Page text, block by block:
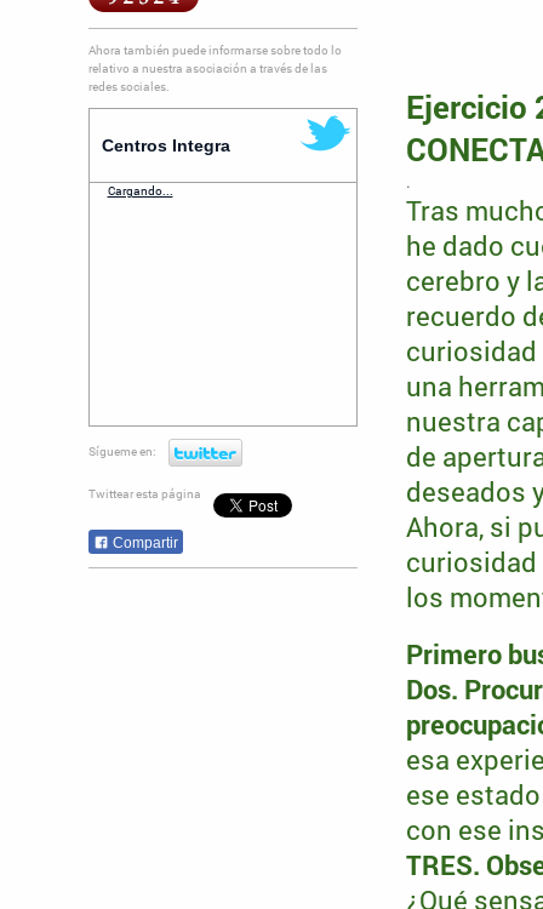
Ejercicio
.
Tras
he dado
cerebro y
recuerdo
curiosidad
una
nuestra
de
deseados
Ahora, si
curiosidad
los
Primero
Dos.
esa
ese
con ese
TRES.
¿Qué
Ahora también puede informarse sobre todo lo
relativo a nuestra asociación a través de las
redes sociales.
Centros Integra
Cargando...
Sígueme en:
Twittear esta página
Compartir